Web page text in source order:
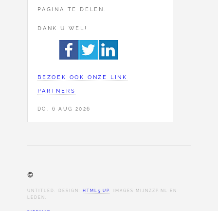
PAGINA TE DELEN.
DANK U WEL!
BEZOEK OOK ONZE LINK
PARTNERS
DO, 6 AUG 2026
©
UNTITLED. DESIGN: HTML5 UP. IMAGES MIJNZZP.NL EN
LEDEN.